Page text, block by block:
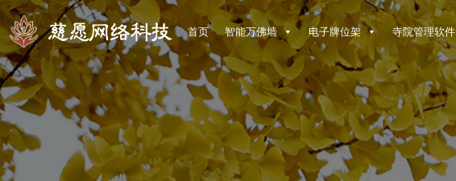
首页 智能万佛墙 电子牌位架 寺院管理软件